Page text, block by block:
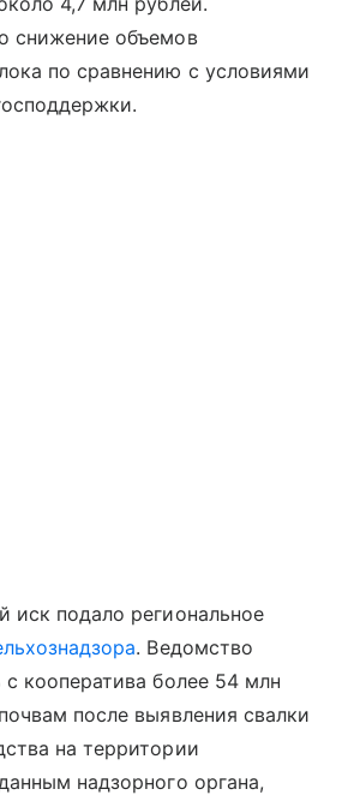
снижение объемов
по сравнению с условиями
иск подало региональное
. Ведомство
с кооператива более 54 млн
после выявления свалки
на территории
надзорного органа,